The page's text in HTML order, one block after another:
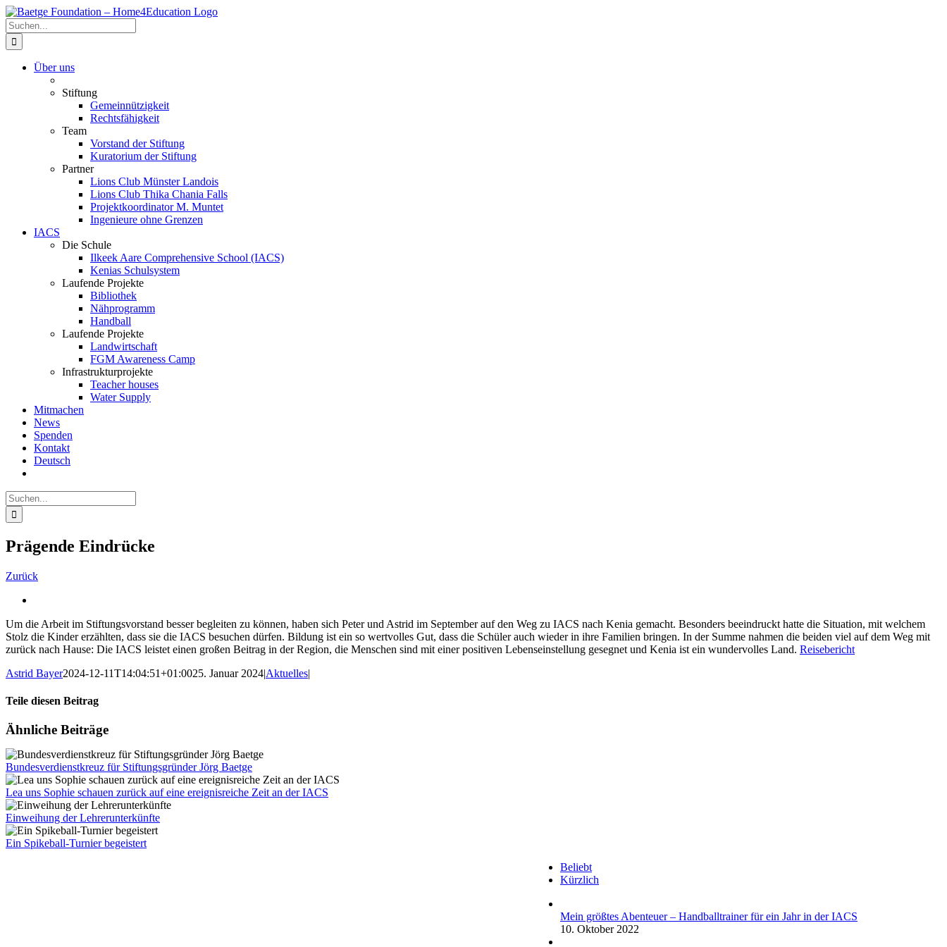
Zum
Inhalt
springen
Suche
nach:
Über uns
Stiftung
Gemeinnützigkeit
Rechtsfähigkeit
Team
Vorstand der Stiftung
Kuratorium der Stiftung
Partner
Lions Club Münster Landois
Lions Club Thika Chania Falls
Projektkoordinator M. Muntet
Ingenieure ohne Grenzen
IACS
Die Schule
Ilkeek Aare Comprehensive School (IACS)
Kenias Schulsystem
Laufende Projekte
Bibliothek
Nähprogramm
Handball
Laufende Projekte
Landwirtschaft
FGM Awareness Camp
Infrastrukturprojekte
Teacher houses
Water Supply
Mitmachen
News
Spenden
Kontakt
Deutsch
Suche
nach:
Prägende Eindrücke
Zurück
Um die Arbeit im Stiftungsvorstand besser begleiten zu können, haben sich Peter und Astrid im September auf den Weg zu IACS nach Kenia gemacht. Besonders beeindruckt hatte die Situation, mit welchem
Stolz die Kinder erzählten, dass sie die IACS besuchen dürfen. Bildung ist ein so wertvolles Gut, dass die Schüler auch wieder in ihre Familien bringen. In der Summe nahmen die beiden viel auf dem Weg mit
zurück nach Hause: Die IACS leistet einen großen Beitrag in der Region, die Menschen sind mit einer positiven Lebenseinstellung gesegnet und Kenia ist ein wundervolles Land. Reisebericht
Astrid Bayer2024-12-11T14:04:51+01:0025. Januar 2024|Aktuelles|
Teile diesen Beitrag
Facebook
X
LinkedIn
WhatsApp
Pinterest
Xing
E-
Ähnliche Beiträge
Bundesverdienstkreuz für Stiftungsgründer Jörg Baetge
Lea uns Sophie schauen zurück auf eine ereignisreiche Zeit an der IACS
Einweihung der Lehrerunterkünfte
Ein Spikeball-Turnier begeistert
Beliebt
Kürzlich
Mein größtes Abenteuer – Handballtrainer für ein Jahr in der IACS
10. Oktober 2022